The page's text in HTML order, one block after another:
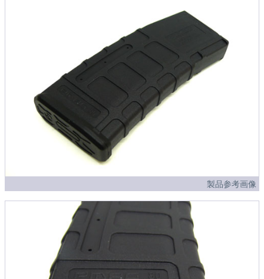
製品参考画像